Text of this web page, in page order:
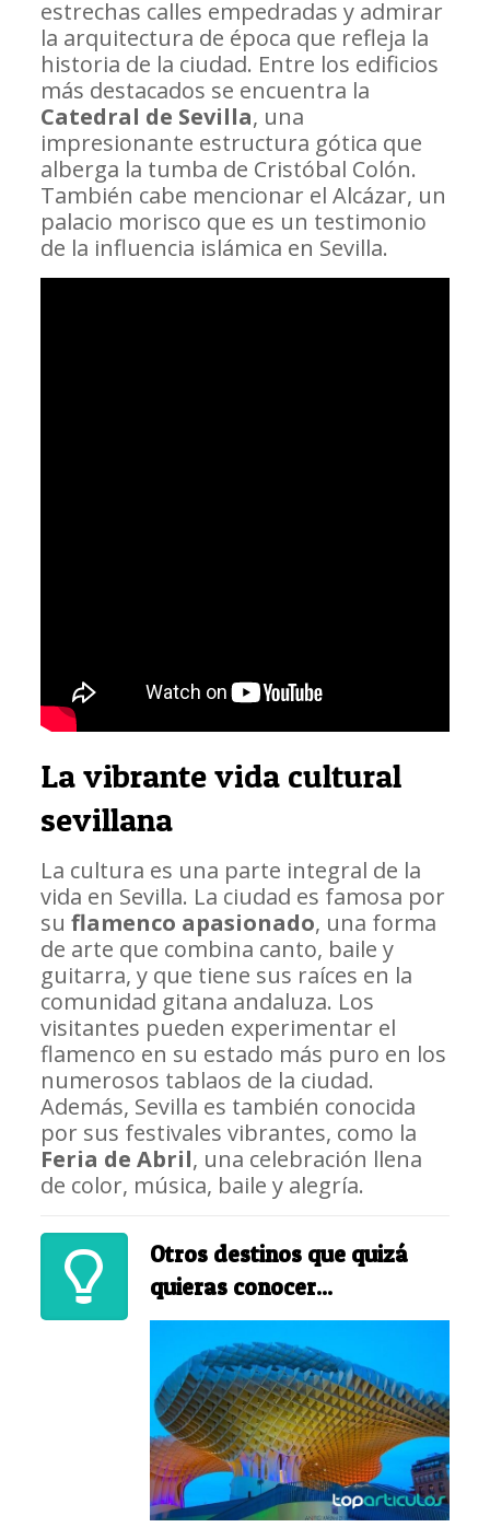
estrechas calles empedradas y admirar
la arquitectura de época que refleja la
historia de la ciudad. Entre los edificios
más destacados se encuentra la
Catedral de Sevilla, una
impresionante estructura gótica que
alberga la tumba de Cristóbal Colón.
También cabe mencionar el Alcázar, un
palacio morisco que es un testimonio
de la influencia islámica en Sevilla.
La vibrante vida cultural
sevillana
La cultura es una parte integral de la
vida en Sevilla. La ciudad es famosa por
su flamenco apasionado, una forma
de arte que combina canto, baile y
guitarra, y que tiene sus raíces en la
comunidad gitana andaluza. Los
visitantes pueden experimentar el
flamenco en su estado más puro en los
numerosos tablaos de la ciudad.
Además, Sevilla es también conocida
por sus festivales vibrantes, como la
Feria de Abril, una celebración llena
de color, música, baile y alegría.
Otros destinos que quizá
quieras conocer...